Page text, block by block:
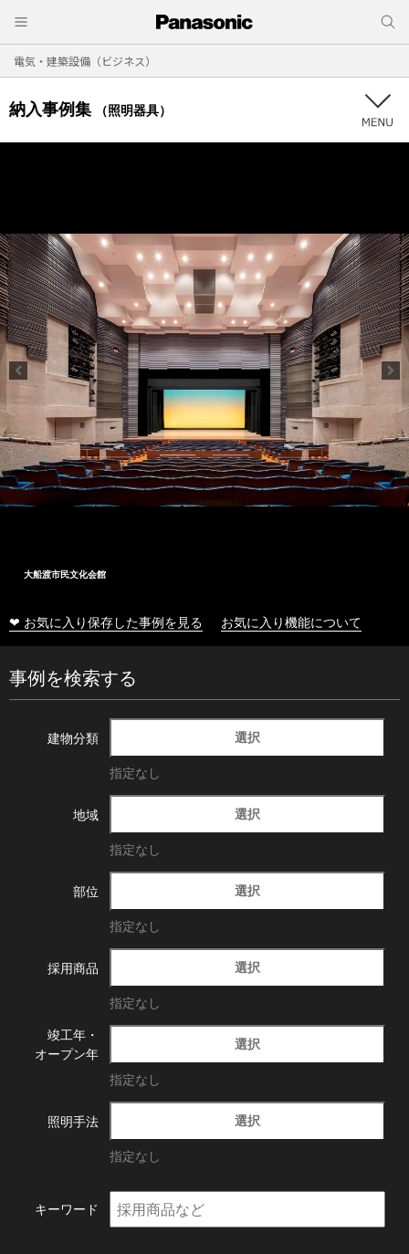
電気・建築設備（ビジネス）
納入事例集 （照明器具）
大船渡市民文化会館
❤ お気に入り保存した事例を見る お気に入り機能について
事例を検索する
建物分類 選択
指定なし
地域 選択
指定なし
部位 選択
指定なし
採用商品 選択
指定なし
竣工年・
オープン年
選択
指定なし
照明手法 選択
指定なし
キーワード